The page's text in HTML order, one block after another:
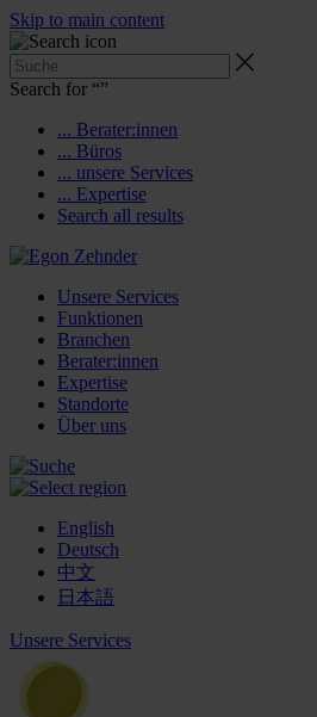
Skip to main content
Search for “”
... Berater:innen
... Büros
... unsere Services
... Expertise
Search all results
Unsere Services
Funktionen
Branchen
Berater:innen
Expertise
Standorte
Über uns
English
Deutsch
中文
日本語
Unsere Services